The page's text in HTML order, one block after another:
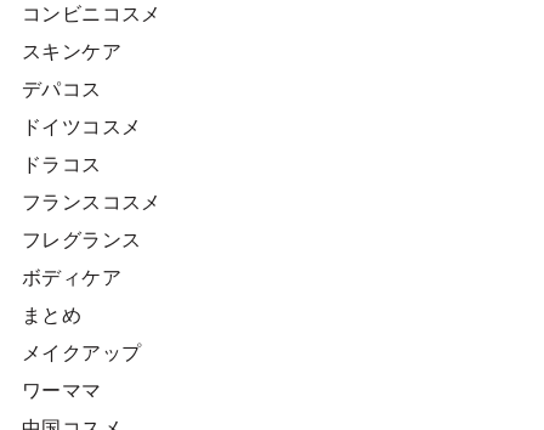
コンビニコスメ
スキンケア
デパコス
ドイツコスメ
ドラコス
フランスコスメ
フレグランス
ボディケア
まとめ
メイクアップ
ワーママ